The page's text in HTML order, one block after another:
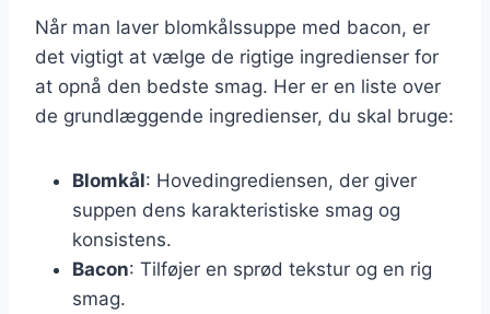
Når man laver blomkålssuppe med bacon, er
det vigtigt at vælge de rigtige ingredienser for
at opnå den bedste smag. Her er en liste over
de grundlæggende ingredienser, du skal bruge:
Blomkål: Hovedingrediensen, der giver
suppen dens karakteristiske smag og
konsistens.
Bacon: Tilføjer en sprød tekstur og en rig
smag.